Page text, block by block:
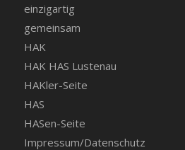
einzigartig
gemeinsam
HAK
HAK HAS Lustenau
HAKler-Seite
HAS
HASen-Seite
Impressum/Datenschutz